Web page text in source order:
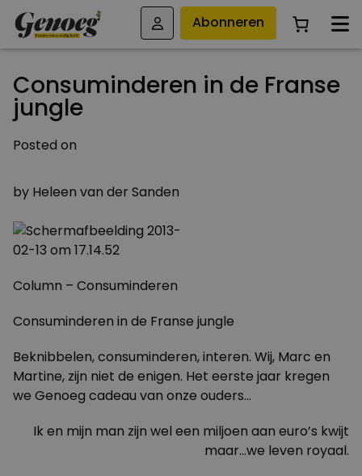
Abonneren
Consuminderen in de Franse
jungle
Posted on
by Heleen van der Sanden
Column – Consuminderen
Consuminderen in de Franse jungle
Beknibbelen, consuminderen, interen. Wij, Marc en
Martine, zijn niet de enigen. Het eerste jaar kregen
we Genoeg cadeau van onze ouders…
Ik en mijn man zijn wel een miljoen aan euro’s kwijt
maar…we leven royaal.